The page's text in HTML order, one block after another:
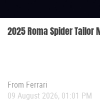
2025 Roma Spider Tailor
From Ferrari
09 August 2026, 01:01 PM